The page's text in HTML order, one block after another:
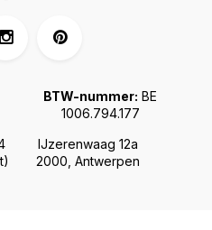
IJzerenwaag 12a
2000, Antwerpen
BTW-nummer: BE
1006.794.177